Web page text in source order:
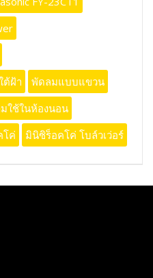
ฝ้า
พัดลมแบบแขวน
ใช้ในห้องนอน
โค่ มินิซิร็อคโค่ โบล์วเว่อร์